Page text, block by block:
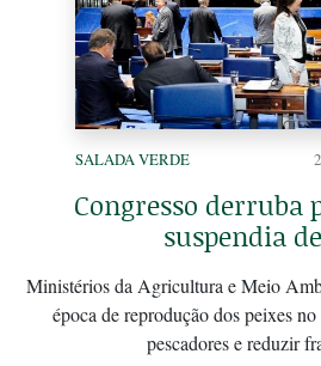
SALADA VERDE
Congresso derruba
suspendia
Ministérios da Agricultura e Meio
época de reprodução dos peixes
pescadores e reduzir